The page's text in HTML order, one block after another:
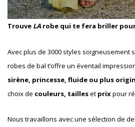
Trouve LA robe qui te fera briller
Avec plus de 3000 styles soigneusement
robes de bal t’offre un éventail
sirène, princesse, fluide ou plus
choix de couleurs, tailleset prix pour
Nous travaillons avec une sélection de